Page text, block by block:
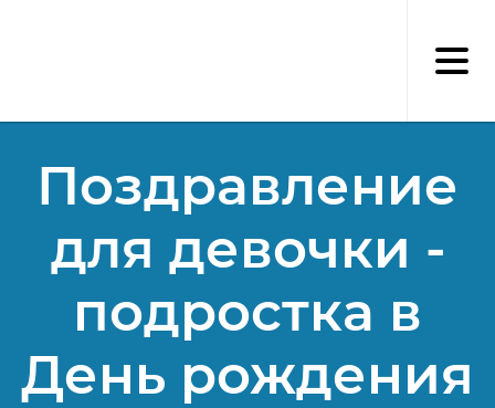
Поздравление
для девочки -
подростка в
День рождения